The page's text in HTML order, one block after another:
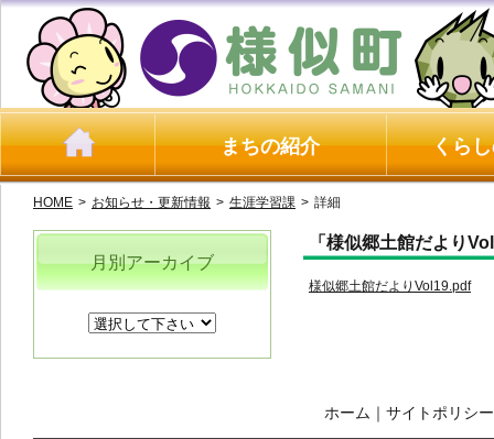
まちの紹介 くら
HOME > お知らせ・更新情報 > 生涯学習課 > 詳細
「様似郷土館だより
様似郷土館だよりVol19.pdf
月別アーカイブ
ホーム ｜ サイトポリシー